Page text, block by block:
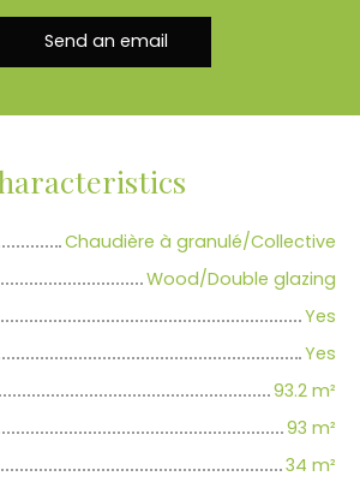
Send an email
Chaudière à granulé/Collective
Wood/Double glazing
Yes
Yes
93.2 m²
93 m²
34 m²